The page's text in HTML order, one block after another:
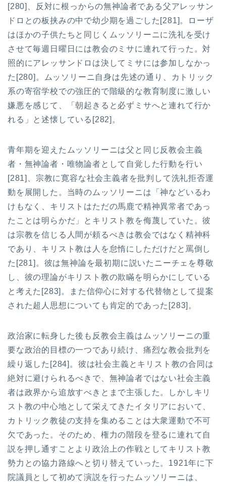
[280]、反対に根っからの無神論者である父アレッサン
ドロとの板挟みの中で幼少期を過ごした[281]。ローザ
はほかの子供たちと同じくムッソリーニに洗礼を受け
させて毎週日曜日には教会のミサに連れて行った。対
照的にアレッサンドロは決してミサには参加しなかっ
た[280]。ムッソリーニ自身は先述の通り、カトリック
系の寄宿学校での強圧的で階級的な教育制度に激しい
嫌悪を感じて、「朝起きると必ずミサへと連れて行か
れる」と述懐している[282]。
青年期を迎えたムッソリーニは父と同じ反教会主義
者・無神論者・唯物論者として自覚した行動を行い
[281]、宗教に寛容な社会主義者を批判して洗礼拒否運
動を展開した。当時のムッソリーニは「神などいるわ
けもなく、キリストはただの馬鹿で精神異常者であっ
たことは明らかだ」とキリスト教を侮蔑していた。彼
は宗教を信じる人間が頼るべきは教会ではなく精神科
であり、キリスト教は人を怠惰にしただけだと罵倒し
た[281]。彼は無神論を最初期に説いたニーチェを尊敬
し、彼の理論がキリスト教の欺瞞を明らかにしている
と考えた[283]。また信仰心に対する代替物として提案
された超人思想についても肯定的であった[283]。
政治家に転身した後も反教会主義はムッソリーニの重
要な政治的目標の一つであり続け、痛烈な教会批判を
繰り返した[284]。彼は社会主義とキリスト教の合同は
絶対に避けられるべきで、無神論者ではない社会主義
者は政界から追放すべきとまで主張した。しかしキリ
スト教の中心地として栄えてきたイタリアにおいて、
カトリック教徒の支持を集めることは大衆運動で不可
欠であった。そのため、権力の階段を登るに連れて自
説を押し通すことより政治上の作戦としてキリスト教
勢力との協力路線へと切り替えていった。1921年に下
院議員として初めて演説を行ったムッソリーニは、